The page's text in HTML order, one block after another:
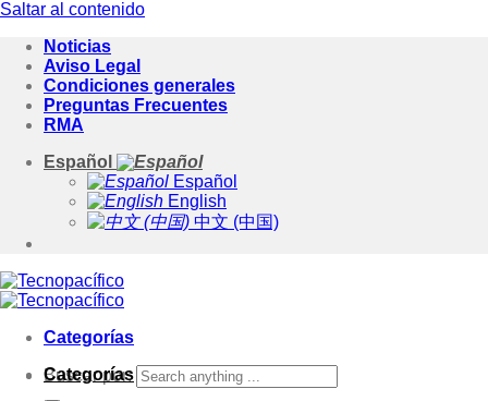
Saltar al contenido
Noticias
Aviso Legal
Condiciones generales
Preguntas Frecuentes
RMA
Español
Español
English
中文 (中国)
Categorías
Buscar por:
Categorías